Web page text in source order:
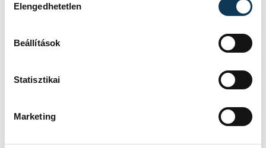
Elengedhetetlen
Beállítások
Statisztikai
Marketing
közélet
Veszprém Vármegyei Katasztrófavédelmi
Igazgatóság
segítség